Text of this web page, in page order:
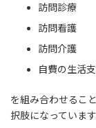
訪問診療
訪問看護
訪問介護
自費の生活
を組み合わせるこ
択肢になっています